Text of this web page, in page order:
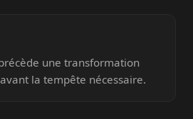
une transformation
la tempête nécessaire.